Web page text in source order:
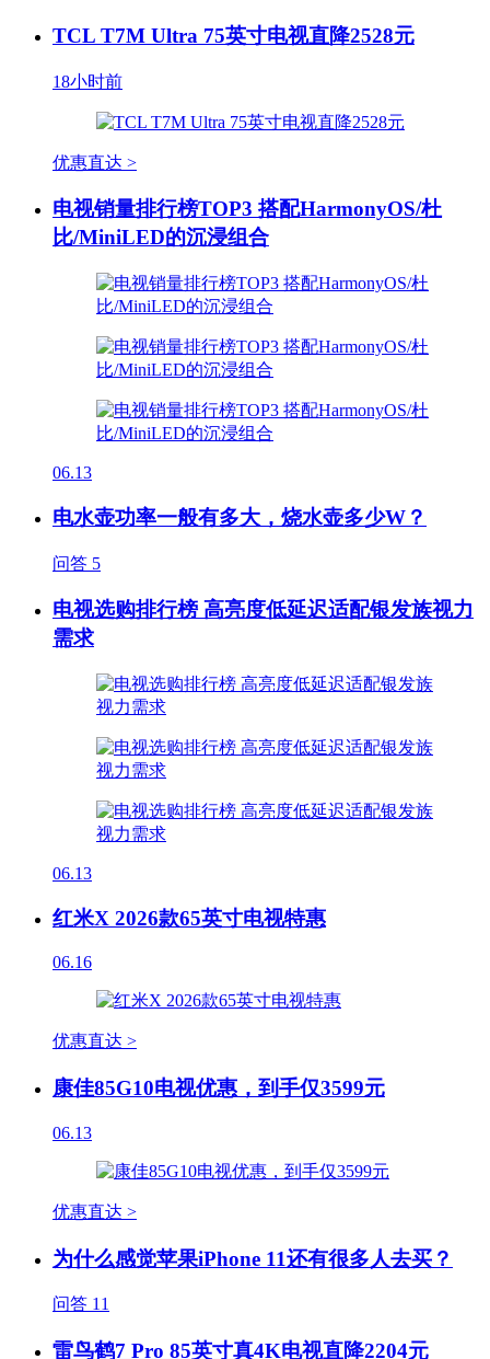
TCL T7M Ultra 75英寸电视直降2528元
18小时前
优惠直达 >
电视销量排行榜TOP3 搭配HarmonyOS/杜
比/MiniLED的沉浸组合
06.13
电水壶功率一般有多大，烧水壶多少W？
问答 5
电视选购排行榜 高亮度低延迟适配银发族视力
需求
06.13
红米X 2026款65英寸电视特惠
06.16
优惠直达 >
康佳85G10电视优惠，到手仅3599元
06.13
优惠直达 >
为什么感觉苹果iPhone 11还有很多人去买？
问答 11
雷鸟鹤7 Pro 85英寸真4K电视直降2204元